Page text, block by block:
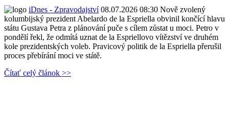
iDnes - Zpravodajství 08.07.2026 08:30 Nově zvolený
kolumbijský prezident Abelardo de la Espriella obvinil končící hlavu
státu Gustava Petra z plánování puče s cílem zůstat u moci. Petro v
pondělí řekl, že odmítá uznat de la Espriellovo vítězství ve druhém
kole prezidentských voleb. Pravicový politik de la Espriella přerušil
proces přebírání moci ve státě.
Čítať celý článok >>